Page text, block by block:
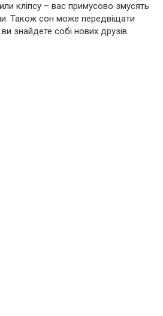
кліпсу – вас примусово змусять
Також сон може передвіщати
знайдете собі нових друзів.